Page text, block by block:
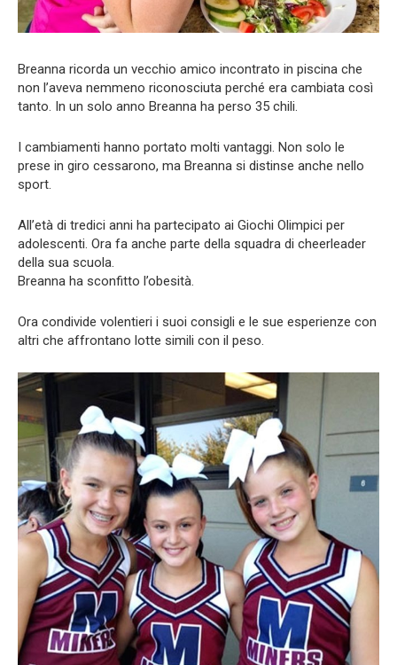
Breanna ricorda un vecchio amico incontrato in piscina che
non l’aveva nemmeno riconosciuta perché era cambiata così
tanto. In un solo anno Breanna ha perso 35 chili.
I cambiamenti hanno portato molti vantaggi. Non solo le
prese in giro cessarono, ma Breanna si distinse anche nello
sport.
All’età di tredici anni ha partecipato ai Giochi Olimpici per
adolescenti. Ora fa anche parte della squadra di cheerleader
della sua scuola.
Breanna ha sconfitto l’obesità.
Ora condivide volentieri i suoi consigli e le sue esperienze con
altri che affrontano lotte simili con il peso.